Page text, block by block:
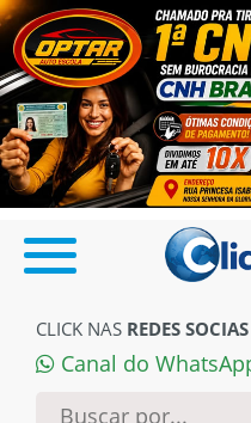
CLICK NAS REDES SOCIAS
Canal do